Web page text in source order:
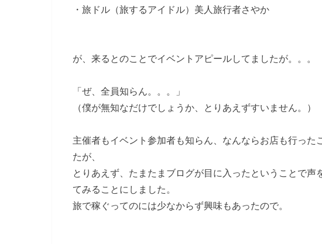
・旅ドル（旅するアイドル）美人旅行者さやか
が、来るとのことでイベントアピールしてましたが。。。
「ぜ、全員知らん。。。」
（僕が無知なだけでしょうか、とりあえずすいません。）
主催者もイベント参加者も知らん、なんならお店も行った
たが、
とりあえず、たまたまブログが目に入ったということで声
てみることにしました。
旅で稼ぐってのには少なからず興味もあったので。